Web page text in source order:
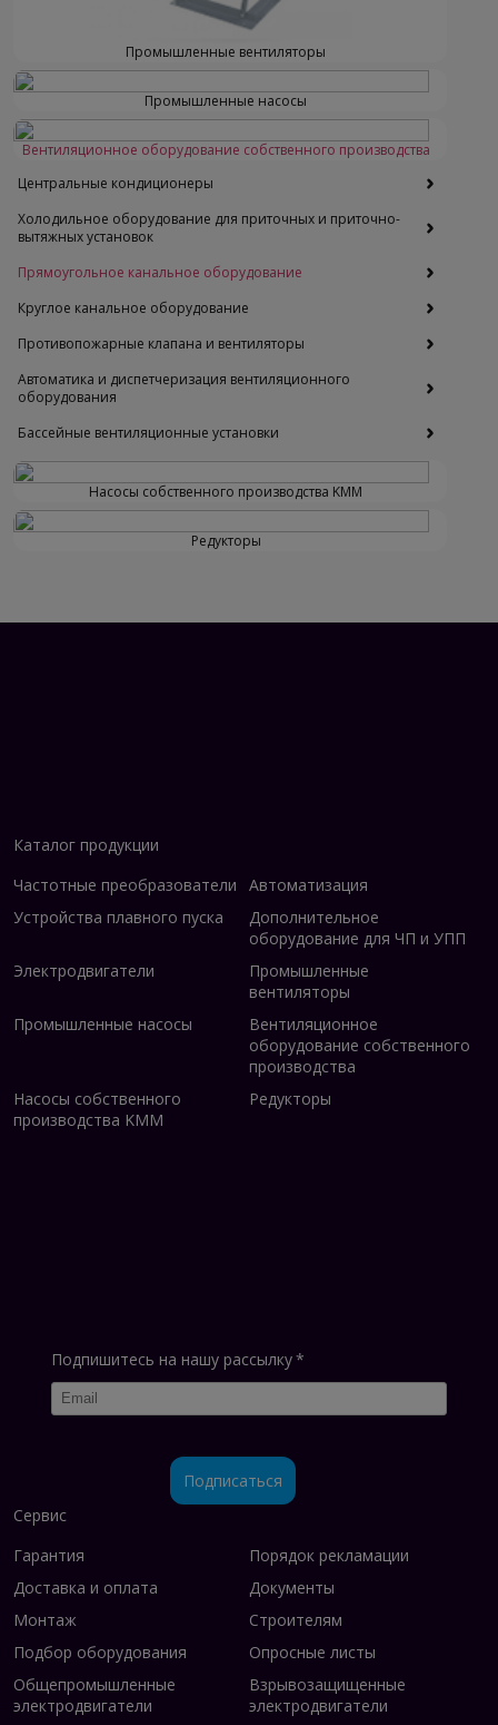
Промышленные вентиляторы
Промышленные насосы
Вентиляционное оборудование собственного производства
Центральные кондиционеры
Холодильное оборудование для приточных и приточно-
вытяжных установок
Прямоугольное канальное оборудование
Круглое канальное оборудование
Противопожарные клапана и вентиляторы
Автоматика и диспетчеризация вентиляционного
оборудования
Бассейные вентиляционные установки
Насосы собственного производства KMM
Редукторы
Каталог продукции
Частотные преобразователи
Автоматизация
Устройства плавного пуска
Дополнительное
оборудование для ЧП и УПП
Электродвигатели
Промышленные
вентиляторы
Промышленные насосы
Вентиляционное
оборудование собственного
производства
Насосы собственного
производства KMM
Редукторы
Подпишитесь на нашу рассылку*
Подписаться
Сервис
Гарантия
Порядок рекламации
Доставка и оплата
Документы
Монтаж
Строителям
Подбор оборудования
Опросные листы
Общепромышленные
электродвигатели
Взрывозащищенные
электродвигатели